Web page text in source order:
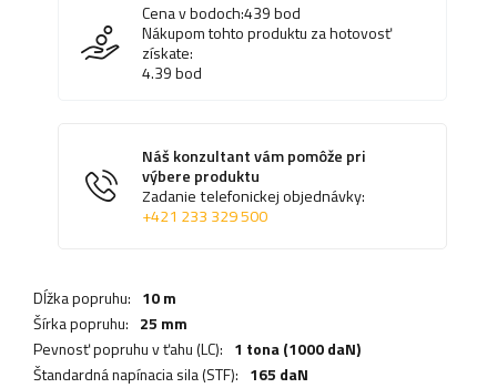
Cena v bodoch:439bod
Nákupom tohto produktu za hotovosť
získate:
4.39bod
Náš konzultant vám pomôže pri
výbere produktu
Zadanie telefonickej objednávky:
+421 233 329 500
Dĺžka popruhu: 10 m
Šírka popruhu: 25 mm
Pevnosť popruhu v ťahu (LC): 1 tona (1000 daN)
Štandardná napínacia sila (STF): 165 daN